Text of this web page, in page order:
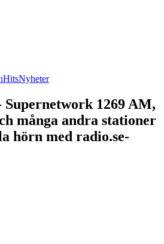
HitsNyheter
Supernetwork 1269 AM,
många andra stationer
hörn med radio.se-